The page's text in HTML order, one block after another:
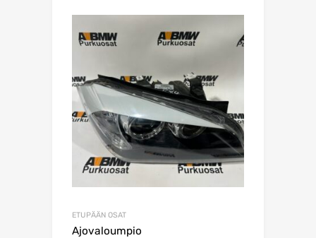
ETUPÄÄN OSAT
Ajovaloumpio